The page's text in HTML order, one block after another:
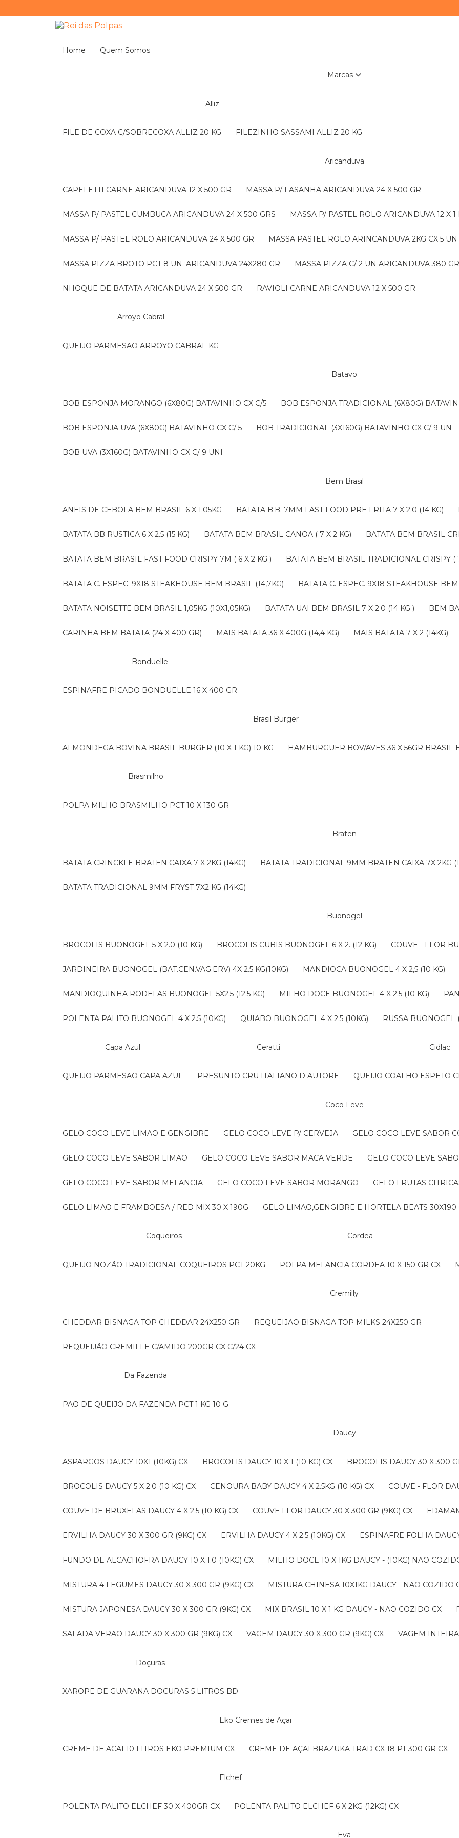
Home Quem Somos
Marcas
Alliz
FILE DE COXA C/SOBRECOXA ALLIZ 20 KG FILEZINHO SASSAMI ALLIZ 20 KG
Aricanduva
CAPELETTI CARNE ARICANDUVA 12 X 500 GR MASSA P/ LASANHA ARICANDUVA 24 X 500 GR
MASSA P/ PASTEL CUMBUCA ARICANDUVA 24 X 500 GRS MASSA P/ PASTEL ROLO ARICANDUVA 12 X 1
MASSA P/ PASTEL ROLO ARICANDUVA 24 X 500 GR MASSA PASTEL ROLO ARINCANDUVA 2KG CX 5 UN
MASSA PIZZA BROTO PCT 8 UN. ARICANDUVA 24X280 GR MASSA PIZZA C/ 2 UN ARICANDUVA 380 GR
NHOQUE DE BATATA ARICANDUVA 24 X 500 GR RAVIOLI CARNE ARICANDUVA 12 X 500 GR
Arroyo Cabral
QUEIJO PARMESAO ARROYO CABRAL KG
Batavo
BOB ESPONJA MORANGO (6X80G) BATAVINHO CX C/5 BOB ESPONJA TRADICIONAL (6X80G)
BOB ESPONJA UVA (6X80G) BATAVINHO CX C/ 5 BOB TRADICIONAL (3X160G) BATAVINHO CX C/ 9 UN
BOB UVA (3X160G) BATAVINHO CX C/ 9 UNI
Bem Brasil
ANEIS DE CEBOLA BEM BRASIL 6 X 1.05KG BATATA B.B. 7MM FAST FOOD PRE FRITA 7 X 2.0 (14 KG)
BATATA BB RUSTICA 6 X 2.5 (15 KG) BATATA BEM BRASIL CANOA ( 7 X 2 KG) BATATA BEM BRASIL
BATATA BEM BRASIL FAST FOOD CRISPY 7M ( 6 X 2 KG ) BATATA BEM BRASIL TRADICIONAL CRISPY (
BATATA C. ESPEC. 9X18 STEAKHOUSE BEM BRASIL (14,7KG) BATATA C. ESPEC. 9X18 STEAKHOUSE
BATATA NOISETTE BEM BRASIL 1,05KG (10X1,05KG) BATATA UAI BEM BRASIL 7 X 2.0 (14 KG ) BEM
CARINHA BEM BATATA (24 X 400 GR) MAIS BATATA 36 X 400G (14,4 KG) MAIS BATATA 7 X 2 (14KG)
Bonduelle
ESPINAFRE PICADO BONDUELLE 16 X 400 GR
Brasil Burger
ALMONDEGA BOVINA BRASIL BURGER (10 X 1 KG) 10 KG HAMBURGUER BOV/AVES 36 X 56GR BRASIL
Brasmilho
POLPA MILHO BRASMILHO PCT 10 X 130 GR
Braten
BATATA CRINCKLE BRATEN CAIXA 7 X 2KG (14KG) BATATA TRADICIONAL 9MM BRATEN CAIXA 7X 2KG
BATATA TRADICIONAL 9MM FRYST 7X2 KG (14KG)
Buonogel
BROCOLIS BUONOGEL 5 X 2.0 (10 KG) BROCOLIS CUBIS BUONOGEL 6 X 2. (12 KG) COUVE - FLOR
JARDINEIRA BUONOGEL (BAT.CEN.VAG.ERV) 4X 2.5 KG(10KG) MANDIOCA BUONOGEL 4 X 2,5 (10 KG)
MANDIOQUINHA RODELAS BUONOGEL 5X2.5 (12.5 KG) MILHO DOCE BUONOGEL 4 X 2.5 (10 KG)
POLENTA PALITO BUONOGEL 4 X 2.5 (10KG) QUIABO BUONOGEL 4 X 2.5 (10KG) RUSSA
Capa Azul
QUEIJO PARMESAO CAPA AZUL
Ceratti
PRESUNTO CRU ITALIANO D AUTORE
Cidlac
QUEIJO COALHO ESPETO
Coco Leve
GELO COCO LEVE LIMAO E GENGIBRE GELO COCO LEVE P/ CERVEJA GELO COCO LEVE SABOR
GELO COCO LEVE SABOR LIMAO GELO COCO LEVE SABOR MACA VERDE GELO COCO LEVE
GELO COCO LEVE SABOR MELANCIA GELO COCO LEVE SABOR MORANGO GELO FRUTAS
GELO LIMAO E FRAMBOESA / RED MIX 30 X 190G GELO LIMAO,GENGIBRE E HORTELA BEATS 30X190
Coqueiros
QUEIJO NOZÃO TRADICIONAL COQUEIROS PCT 20KG
Cordea
POLPA MELANCIA CORDEA 10 X 150 GR CX
Cremilly
CHEDDAR BISNAGA TOP CHEDDAR 24X250 GR REQUEIJAO BISNAGA TOP MILKS 24X250 GR
REQUEIJÃO CREMILLE C/AMIDO 200GR CX C/24 CX
Da Fazenda
PAO DE QUEIJO DA FAZENDA PCT 1 KG 10 G
Daucy
ASPARGOS DAUCY 10X1 (10KG) CX BROCOLIS DAUCY 10 X 1 (10 KG) CX BROCOLIS DAUCY 30 X 300
BROCOLIS DAUCY 5 X 2.0 (10 KG) CX CENOURA BABY DAUCY 4 X 2.5KG (10 KG) CX COUVE - FLOR
COUVE DE BRUXELAS DAUCY 4 X 2.5 (10 KG) CX COUVE FLOR DAUCY 30 X 300 GR (9KG) CX
ERVILHA DAUCY 30 X 300 GR (9KG) CX ERVILHA DAUCY 4 X 2.5 (10KG) CX ESPINAFRE FOLHA
FUNDO DE ALCACHOFRA DAUCY 10 X 1.0 (10KG) CX MILHO DOCE 10 X 1KG DAUCY - (10KG) NAO
MISTURA 4 LEGUMES DAUCY 30 X 300 GR (9KG) CX MISTURA CHINESA 10X1KG DAUCY - NAO COZIDO
MISTURA JAPONESA DAUCY 30 X 300 GR (9KG) CX MIX BRASIL 10 X 1 KG DAUCY - NAO COZIDO CX
SALADA VERAO DAUCY 30 X 300 GR (9KG) CX VAGEM DAUCY 30 X 300 GR (9KG) CX VAGEM
Doçuras
XAROPE DE GUARANA DOCURAS 5 LITROS BD
Eko Cremes de Açai
CREME DE ACAI 10 LITROS EKO PREMIUM CX CREME DE AÇAI BRAZUKA TRAD CX 18 PT 300 GR CX
Elchef
POLENTA PALITO ELCHEF 30 X 400GR CX POLENTA PALITO ELCHEF 6 X 2KG (12KG) CX
Eva